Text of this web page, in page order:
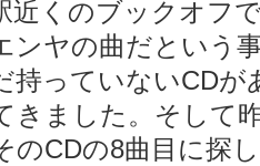
近くのブックオフ
ンヤの曲だという
持っていないCDが
きました。そして
のCDの8曲目に探